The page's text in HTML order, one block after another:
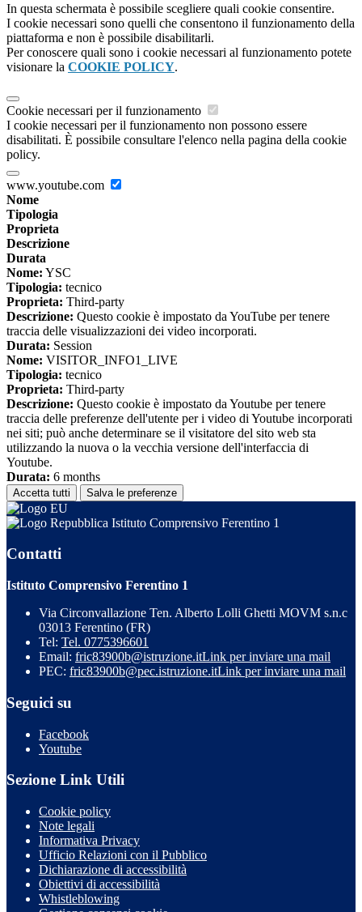
In questa schermata è possibile scegliere quali cookie consentire.
I cookie necessari sono quelli che consentono il funzionamento della
piattaforma e non è possibile disabilitarli.
Per conoscere quali sono i cookie necessari al funzionamento potete
visionare la COOKIE POLICY.
Cookie necessari per il funzionamento
I cookie necessari per il funzionamento non possono essere
disabilitati. È possibile consultare l'elenco nella pagina della cookie
policy.
www.youtube.com
Nome
Tipologia
Proprieta
Descrizione
Durata
Nome: YSC
Tipologia: tecnico
Proprieta: Third-party
Descrizione: Questo cookie è impostato da YouTube per tenere
traccia delle visualizzazioni dei video incorporati.
Durata: Session
Nome: VISITOR_INFO1_LIVE
Tipologia: tecnico
Proprieta: Third-party
Descrizione: Questo cookie è impostato da Youtube per tenere
traccia delle preferenze dell'utente per i video di Youtube incorporati
nei siti; può anche determinare se il visitatore del sito web sta
utilizzando la nuova o la vecchia versione dell'interfaccia di
Youtube.
Durata: 6 months
Accetta tutti Salva le preferenze
Istituto Comprensivo Ferentino 1
Contatti
Istituto Comprensivo Ferentino 1
Via Circonvallazione Ten. Alberto Lolli Ghetti MOVM s.n.c
03013 Ferentino (FR)
Tel: Tel. 0775396601
Email: fric83900b@istruzione.itLink per inviare una mail
PEC: fric83900b@pec.istruzione.itLink per inviare una mail
Seguici su
Facebook
Youtube
Sezione Link Utili
Cookie policy
Note legali
Informativa Privacy
Ufficio Relazioni con il Pubblico
Dichiarazione di accessibilità
Obiettivi di accessibilità
Whistleblowing